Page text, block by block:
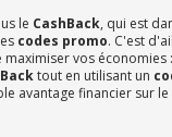
le CashBack, qui est
codes promo. C'est
vos économies
tout en utilisant un
avantage financier sur le